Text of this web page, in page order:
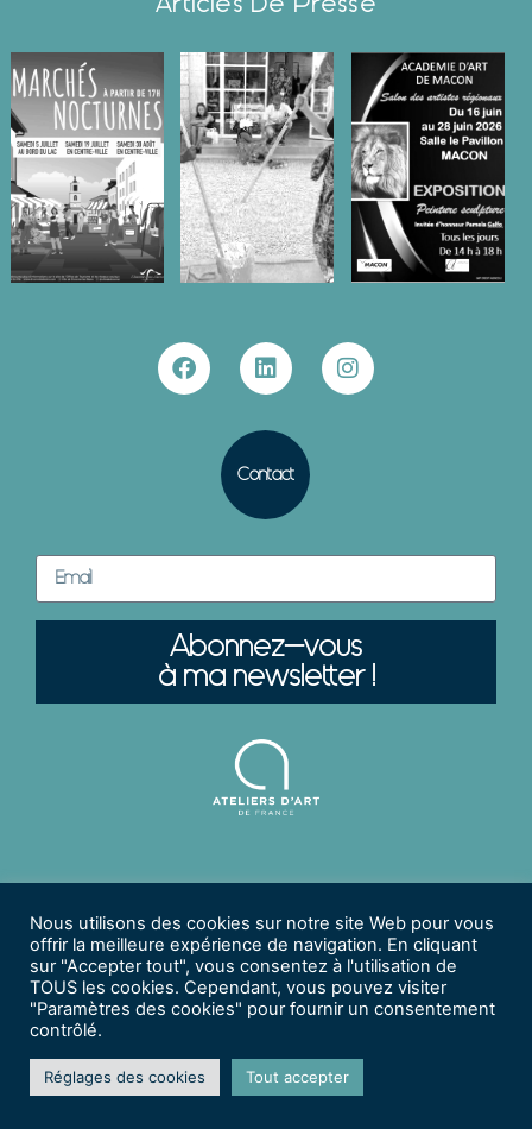
Contact
Abonnez-vous
à ma newsletter !
Légales |
Confidentialité |
Abonnement
© 2026 Christine DEBONNAIRE - Tous Droits Réservés.
© Intégration WebVisuel & Développement | © Création
Graphique
Studio RUBICOM | © Crédits Photos
Vincent
Nous utilisons des cookies sur notre site Web pour vous
offrir la meilleure expérience de navigation. En cliquant
sur "Accepter tout", vous consentez à l'utilisation de
TOUS les cookies. Cependant, vous pouvez visiter
"Paramètres des cookies" pour fournir un consentement
contrôlé.
Réglages des cookies Tout accepter